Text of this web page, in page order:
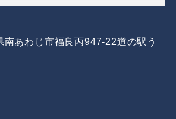
あわじ市福良丙947-22道の駅う